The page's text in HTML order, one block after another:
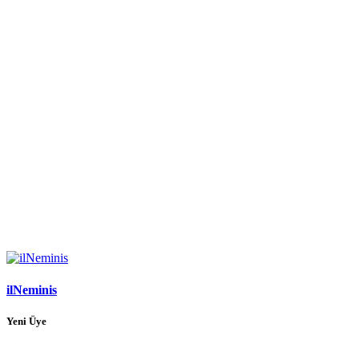
ilNeminis
Yeni Üye